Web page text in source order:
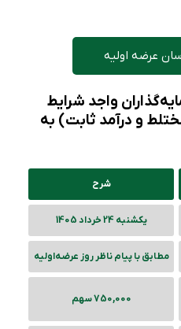
عرضه اولیه
واجد شرایط
و درآمد ثابت) به
شرح
یکشنبه 24 خرداد 1405
مطابق با پیام ناظر روز عرضه‌‌اولیه
750,000 سهم